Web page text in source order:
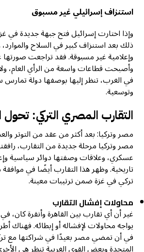
استنزاف إسرائيلي غير مسبوق
وإذا اختارت إسرائيل فتح جبهة جديدة في
ذلك بعد استنزاف كبير في السلاح
وإعلامية غير مسبوقة. فقد تراجعت صورتها
وأصبحت قطاعات واسعة من الرأي العام،
في الغرب، تنظر إليها بوصفها دولة
وتوسعية.
التقارب المصري التركي: تحول
مصر وتركيا: بعد أكثر من عقد من التوتر
مصر وتركيا مرحلة جديدة من التقارب،
عسكري، وعلاقات وصفتها دوائر سياسية
تاريخية. وظهر هذا التقارب أيضًا في
تركي في غزة ضمن ترتيبات معينة.
محاولات إفشال التقارب
غير أن أي تقارب بين القاهرة وأنقرة كان،
يواجه محاولات لإفشاله أو إبطائه. فهناك
في أن تمضي مصر بعيدًا في شراكتها مع